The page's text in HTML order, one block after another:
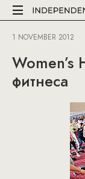
1 NOVEMBER 2012
Women’s
фитнеса